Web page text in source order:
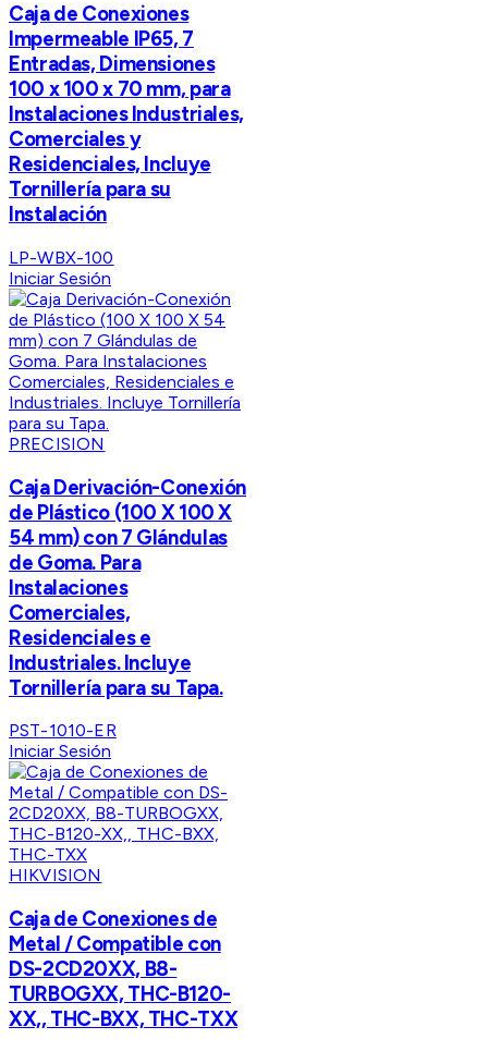
Caja de Conexiones
Impermeable IP65, 7
Entradas, Dimensiones
100 x 100 x 70 mm, para
Instalaciones Industriales,
Comerciales y
Residenciales, Incluye
Tornillería para su
Instalación
LP-WBX-100
Iniciar Sesión
PRECISION
Caja Derivación-Conexión
de Plástico (100 X 100 X
54 mm) con 7 Glándulas
de Goma. Para
Instalaciones
Comerciales,
Residenciales e
Industriales. Incluye
Tornillería para su Tapa.
PST-1010-ER
Iniciar Sesión
HIKVISION
Caja de Conexiones de
Metal / Compatible con
DS-2CD20XX, B8-
TURBOGXX, THC-B120-
XX,, THC-BXX, THC-TXX